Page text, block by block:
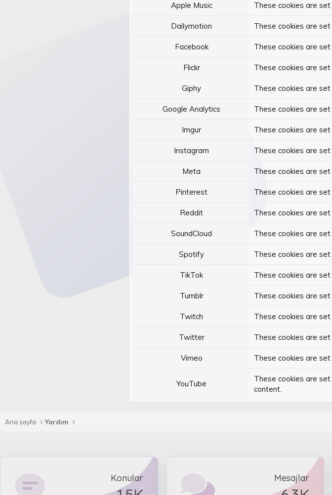
Apple Music These cookies are
Dailymotion These cookies are
Facebook These cookies are
Flickr These cookies are
Giphy These cookies are
Google Analytics These cookies are
Imgur These cookies are
Instagram These cookies are
Meta These cookies are
Pinterest These cookies are
Reddit These cookies are
SoundCloud These cookies are
Spotify These cookies are
TikTok These cookies are
Tumblr These cookies are
Twitch These cookies are
Twitter These cookies are
Vimeo These cookies are
YouTube
These cookies are
content.
Ana sayfa Yardım
Konular Mesajlar